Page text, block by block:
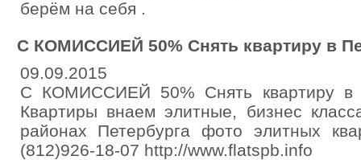
берём на себя .
С КОМИССИЕЙ 50% Снять квартиру в
09.09.2015
С КОМИССИЕЙ 50% Снять квартиру в
Квартиры внаем элитные, бизнес
районах Петербурга фото элитных
(812)926-18-07 http://www.flatspb.info